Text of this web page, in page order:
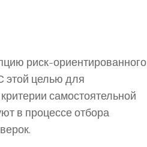
риск-ориентированного
этой целью для
самостоятельной
в процессе отбора